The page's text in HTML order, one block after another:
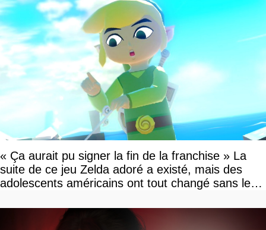
« Ça aurait pu signer la fin de la franchise » La
suite de ce jeu Zelda adoré a existé, mais des
adolescents américains ont tout changé sans le